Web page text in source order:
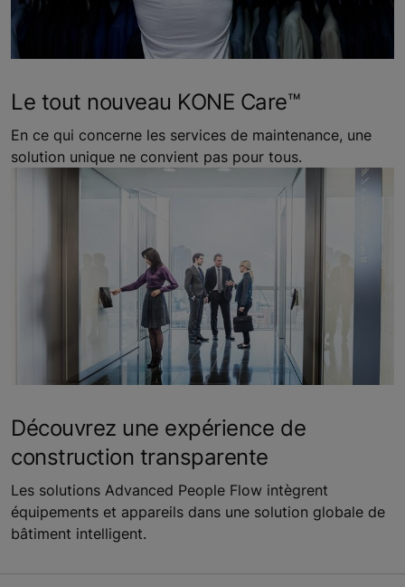
Le tout nouveau KONE Care™
En ce qui concerne les services de maintenance, une
solution unique ne convient pas pour tous.
Découvrez une expérience de
construction transparente
Les solutions Advanced People Flow intègrent
équipements et appareils dans une solution globale de
bâtiment intelligent.